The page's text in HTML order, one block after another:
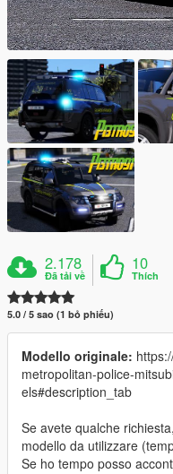
2.178
Đã tải về
10
Thích
5.0 / 5 sao (1 bỏ phiếu)
Modello originale:
metropolitan-police-
els#description_tab
Se avete qualche
modello da utilizzare
Se ho tempo posso